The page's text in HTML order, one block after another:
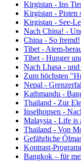
Kirgistan - Ins
Kirgistan - Pisten
Kirgistan - See-
Nach China! -
China - So fremd!
Tibet - Atem-
Tibet - Hunger
Nach Lhasa -
Zum höchsten
Nepal -
Kathmandu -
Thailand - Zur
Inselhopsen -
Malaysia - Life is
Thailand - Von
Gefährliche
Kontrast-
Bangkok – für